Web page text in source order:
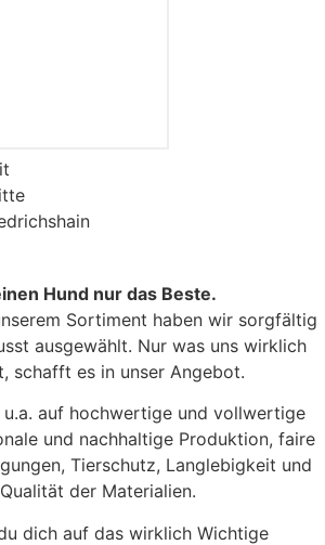
Hund nur das Beste.
Sortiment haben wir sorgfältig
ausgewählt. Nur was uns wirklich
schafft es in unser Angebot.
auf hochwertige und vollwertige
und nachhaltige Produktion, faire
Tierschutz, Langlebigkeit und
der Materialien.
dich auf das wirklich Wichtige